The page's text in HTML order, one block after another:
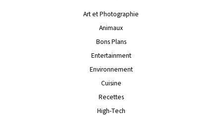
Art et Photographie
Animaux
Bons Plans
Entertainment
Environnement
Cuisine
Recettes
High-Tech